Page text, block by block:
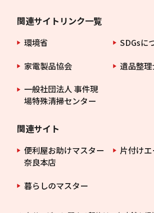
関連サイトリンク一覧
環境省
SDGsに
家電製品協会
遺品整
一般社団法人 事件現
場特殊清掃センター
関連サイト
便利屋お助けマスター
奈良本店
片付けエ
暮らしのマスター